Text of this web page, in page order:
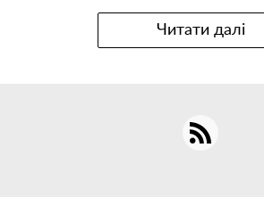
Читати далі